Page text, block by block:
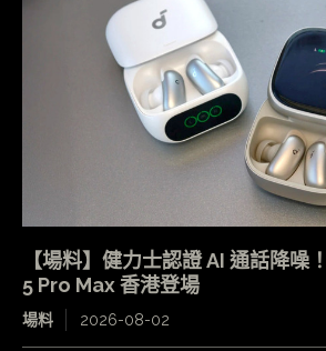
【場料】健力士認證 AI 通話降
5 Pro Max 香港登場
場料 2026-08-02